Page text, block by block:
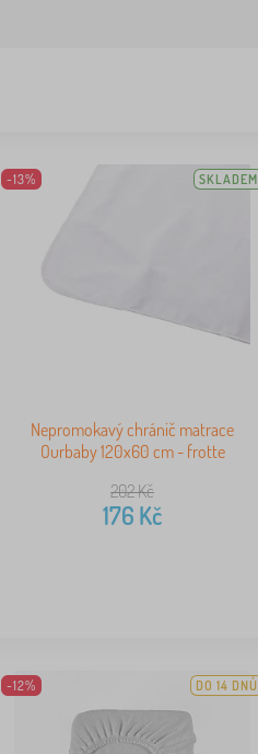
-13% SKLADEM
Nepromokavý chránič matrace
Ourbaby 120x60 cm - frotte
202Kč
176 Kč
-12% DO 14 DNŮ